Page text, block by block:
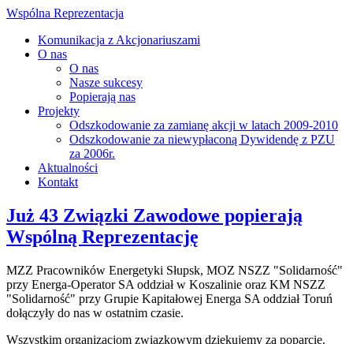
Wspólna Reprezentacja
Komunikacja z Akcjonariuszami
O nas
O nas
Nasze sukcesy
Popierają nas
Projekty
Odszkodowanie za zamianę akcji w latach 2009-2010
Odszkodowanie za niewypłaconą Dywidendę z PZU
za 2006r.
Aktualności
Kontakt
Już 43 Związki Zawodowe popierają
Wspólną Reprezentację
MZZ Pracowników Energetyki Słupsk, MOZ NSZZ "Solidarność"
przy Energa-Operator SA oddział w Koszalinie oraz KM NSZZ
"Solidarność" przy Grupie Kapitałowej Energa SA oddział Toruń
dołączyły do nas w ostatnim czasie.
Wszystkim organizacjom związkowym dziękujemy za poparcie.